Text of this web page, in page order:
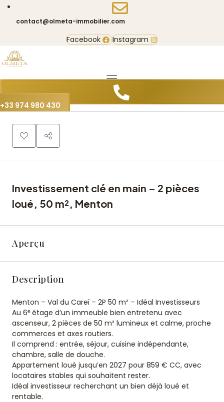
contact@olmeta-immobilier.com
Facebook Instagram
+33 974 980 430
Investissement clé en main – 2 pièces
loué, 50 m², Menton
Aperçu
Description
Menton – Val du Careï – 2P 50 m² – Idéal Investisseurs
Au 6ᵉ étage d’un immeuble bien entretenu avec
ascenseur, 2 pièces de 50 m² lumineux et calme, proche
commerces et axes routiers.
Il comprend : entrée, séjour, cuisine indépendante,
chambre, salle de douche.
Appartement loué jusqu’en 2027 pour 859 € CC, avec
locataires stables qui souhaitent rester.
Idéal investisseur recherchant un bien déjà loué et
rentable.